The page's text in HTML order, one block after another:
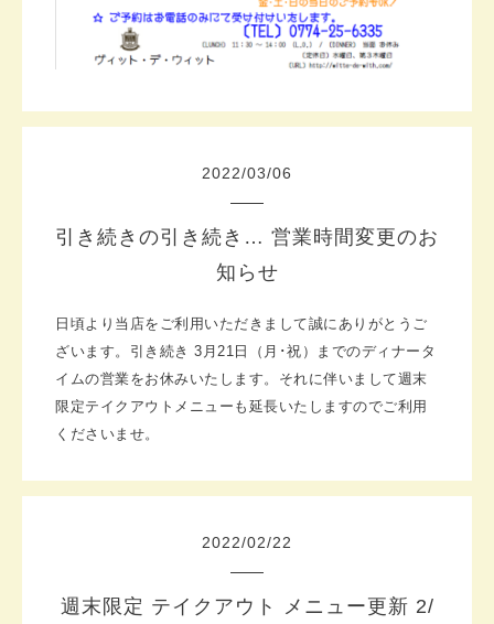
2022/03/06
引き続きの引き続き… 営業時間変更のお
知らせ
日頃より当店をご利用いただきまして誠にありがとうご
ざいます。 引き続き 3月21日（月･祝）までのディナータ
イムの営業をお休みいたします。 それに伴いまして週末
限定テイクアウトメニューも延長いたしますのでご利用
くださいませ。
2022/02/22
週末限定 テイクアウト メニュー更新 2/